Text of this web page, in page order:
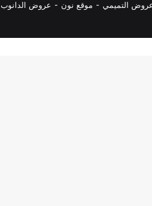
التميمي - موقع نون - عروض الدانوب